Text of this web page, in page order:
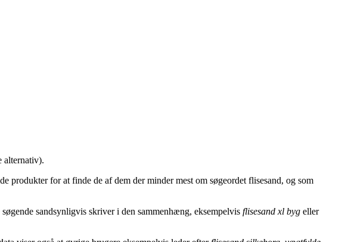
alternativ).
produkter for at finde de af dem der minder mest om søgeordet flisesand, og som
sandsynligvis skriver i den sammenhæng, eksempelvis flisesand xl byg eller